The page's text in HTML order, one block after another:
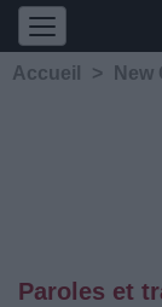
Accueil > New
Paroles et